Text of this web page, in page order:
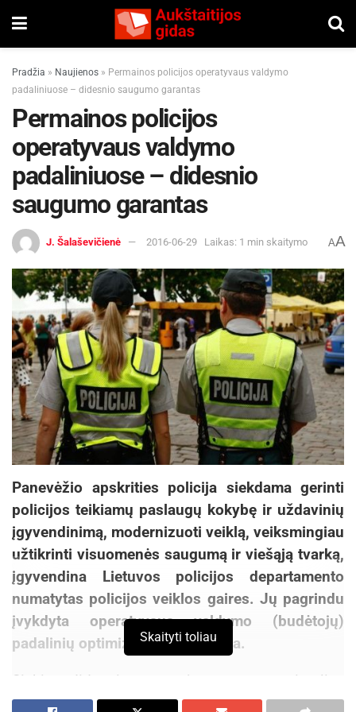
Pradžia » Naujienos » Permainos policijos operatyvaus valdymo
padaliniuose – didesnio saugumo garantas
Permainos policijos
operatyvaus valdymo
padaliniuose – didesnio
saugumo garantas
J. Šalaševičienė 2016-06-29 Laikas: 1 min skaitymo AA
Panevėžio apskrities policija siekdama gerinti
policijos teikiamų paslaugų kokybę ir uždavinių
įgyvendinimą, modernizuoti veiklą, veiksmingiau
užtikrinti visuomenės saugumą ir viešąją tvarką,
įgyvendina Lietuvos policijos departamento
numatytas policijos veiklos gaires. Jų pagrindu
įvykdyta operatyvaus valdymo (budėtojų)
padalinių optimizavimo programa.
Siekiant didesnio gyventojų saugumo, optimaliau
panaudoti turimus finansinius ir žmogiškuosius
Skaityti toliau